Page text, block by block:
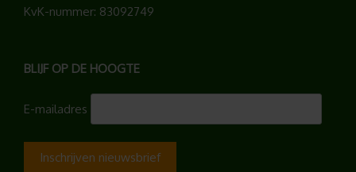
KvK-nummer: 83092749
BLIJF OP DE HOOGTE
E-mailadres